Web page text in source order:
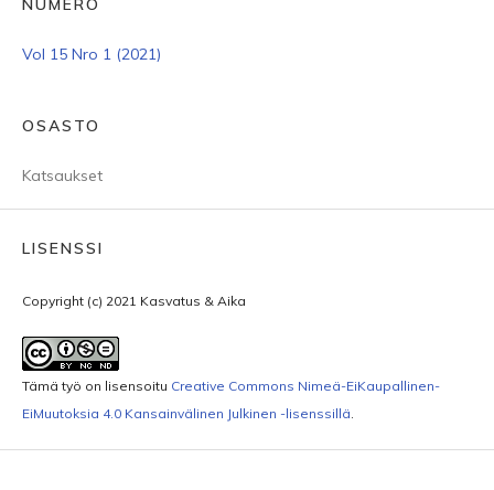
NUMERO
Vol 15 Nro 1 (2021)
OSASTO
Katsaukset
LISENSSI
Copyright (c) 2021 Kasvatus & Aika
Tämä työ on lisensoitu Creative Commons Nimeä-EiKaupallinen-
EiMuutoksia 4.0 Kansainvälinen Julkinen -lisenssillä.